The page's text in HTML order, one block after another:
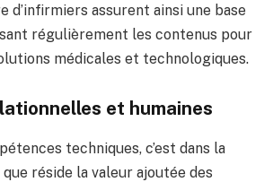
d’infirmiers assurent ainsi une base
régulièrement les contenus pour
médicales et technologiques.
et humaines
techniques, c’est dans la
réside la valeur ajoutée des